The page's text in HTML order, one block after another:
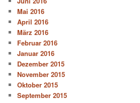
Mai 2016
April 2016
März 2016
Februar 2016
Januar 2016
Dezember 2015
November 2015
Oktober 2015
September 2015